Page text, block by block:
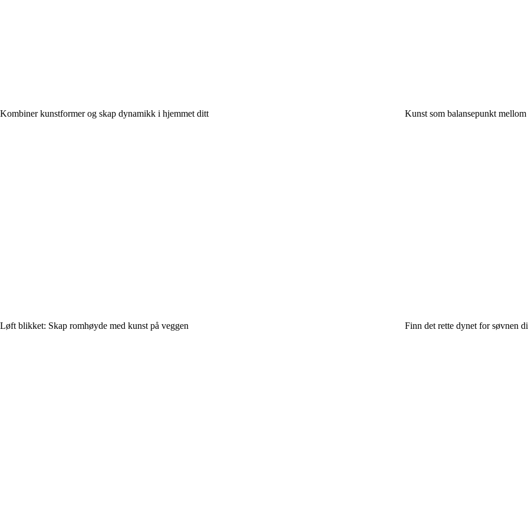
Kombiner kunstformer og skap dynamikk i hjemmet ditt Kunst som balansepunkt
Løft blikket: Skap romhøyde med kunst på veggen Finn det rette dynet for søvnen